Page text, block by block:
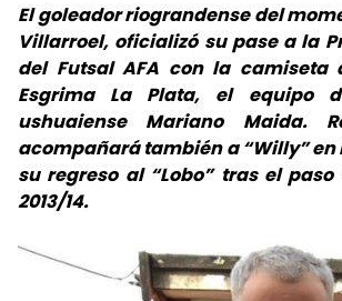
El goleador riograndense del
Villarroel, oficializó su pase a la
del Futsal AFA con la camiseta
Esgrima La Plata, el equipo
ushuaiense Mariano Maida.
acompañará también a “Willy”
su regreso al “Lobo” tras el
2013/14.